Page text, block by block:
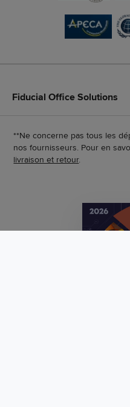
Fiducial Office Solutions
**Ne concerne pas tous les
nos fournisseurs. Pour en
livraison et retour.